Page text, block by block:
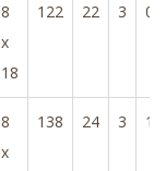
8
x
18
122 22 3
8
x
138 24 3